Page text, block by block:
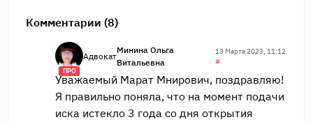
Комментарии (8)
ПРО
Адвокат
Минина Ольга
Витальевна
13 Марта 2023, 11:12
#
Уважаемый Марат Мнирович, поздравляю!
Я правильно поняла, что на момент подачи
иска истекло 3 года со дня открытия